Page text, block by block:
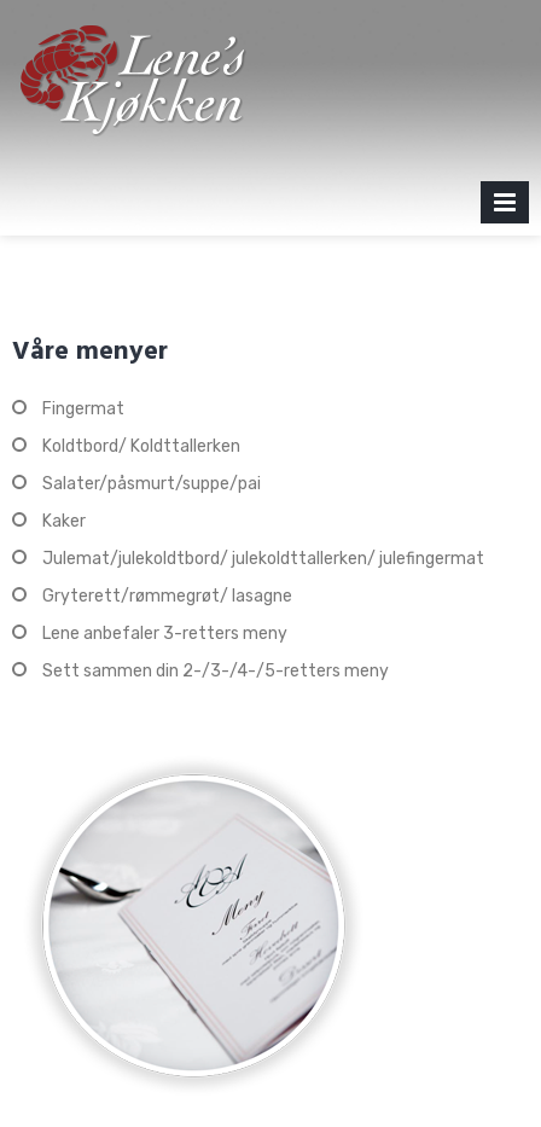
content
Våre menyer
Fingermat
Koldtbord/ Koldttallerken
Salater/påsmurt/suppe/pai
Kaker
Julemat/julekoldtbord/ julekoldttallerken/ julefingermat
Gryterett/rømmegrøt/ lasagne
Lene anbefaler 3-retters meny
Sett sammen din 2-/3-/4-/5-retters meny